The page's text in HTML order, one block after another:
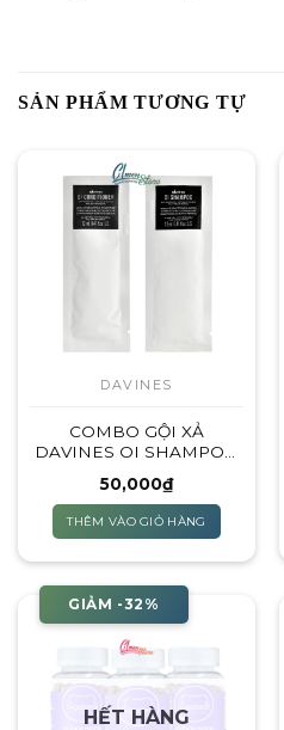
SẢN PHẨM TƯƠNG TỰ
DAVINES
COMBO GỘI XẢ
DAVINES OI SHAMPOO
(BẢN DÙNG THỬ)
50,000₫
THÊM VÀO GIỎ HÀNG
GIẢM -32%
HẾT HÀNG